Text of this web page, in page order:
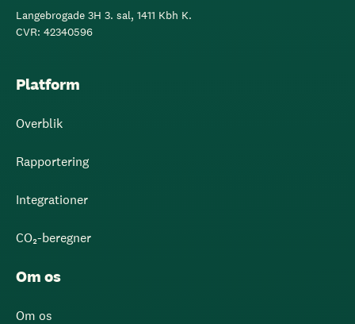
Langebrogade 3H 3. sal, 1411 Kbh K.
CVR: 42340596
Platform
Overblik
Rapportering
Integrationer
CO₂-beregner
Om os
Om os